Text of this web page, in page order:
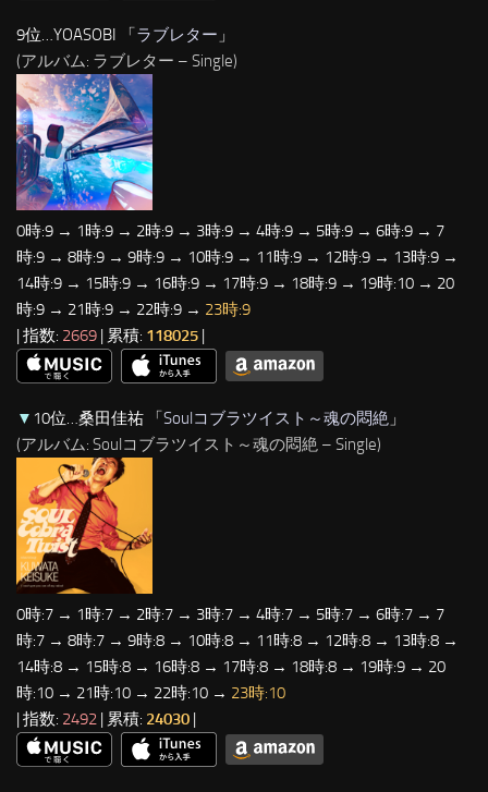
9位…YOASOBI 「ラブレター 」
(アルバム: ラブレター – Single)
0時:9 → 1時:9 → 2時:9 → 3時:9 → 4時:9 → 5時:9 → 6時:9 → 7
時:9 → 8時:9 → 9時:9 → 10時:9 → 11時:9 → 12時:9 → 13時:9 →
14時:9 → 15時:9 → 16時:9 → 17時:9 → 18時:9 → 19時:10 → 20
時:9 → 21時:9 → 22時:9 → 23時:9
| 指数: 2669 | 累積: 118025 |
▼ 10位…桑田佳祐 「Soulコブラツイスト～魂の悶絶 」
(アルバム: Soulコブラツイスト～魂の悶絶 – Single)
0時:7 → 1時:7 → 2時:7 → 3時:7 → 4時:7 → 5時:7 → 6時:7 → 7
時:7 → 8時:7 → 9時:8 → 10時:8 → 11時:8 → 12時:8 → 13時:8 →
14時:8 → 15時:8 → 16時:8 → 17時:8 → 18時:8 → 19時:9 → 20
時:10 → 21時:10 → 22時:10 → 23時:10
| 指数: 2492 | 累積: 24030 |